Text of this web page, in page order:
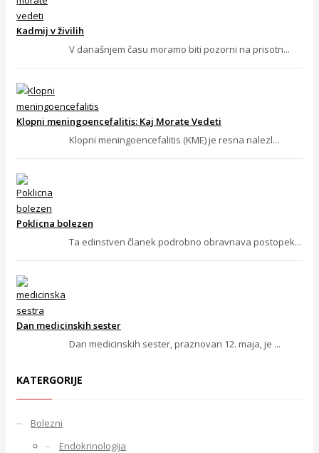
Kadmij v živilih
V današnjem času moramo biti pozorni na prisotn...
Klopni meningoencefalitis: Kaj Morate Vedeti
Klopni meningoencefalitis (KME) je resna nalezl...
Poklicna bolezen
Ta edinstven članek podrobno obravnava postopek...
Dan medicinskih sester
Dan medicinskih sester, praznovan 12. maja, je ...
KATERGORIJE
Bolezni
Endokrinologija